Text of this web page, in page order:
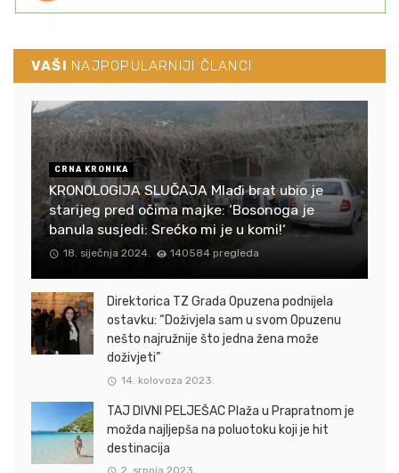
VAŠI NAJPOPULARNIJI ČLANCI
CRNA KRONIKA
KRONOLOGIJA SLUČAJA Mlađi brat ubio je
starijeg pred očima majke: ‘Bosonoga je
banula susjedi: Srećko mi je u komi!‘
18. siječnja 2024. 140584 pregleda
Direktorica TZ Grada Opuzena podnijela
ostavku: “Doživjela sam u svom Opuzenu
nešto najružnije što jedna žena može
doživjeti”
14. kolovoza 2023.
TAJ DIVNI PELJEŠAC Plaža u Prapratnom je
možda najljepša na poluotoku koji je hit
destinacija